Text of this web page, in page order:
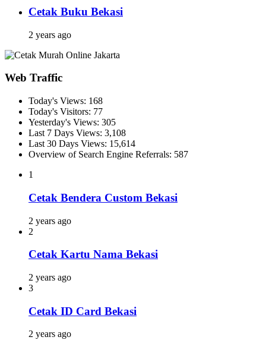
Cetak Buku Bekasi
2 years ago
Web Traffic
Today's Views: 168
Today's Visitors: 77
Yesterday's Views: 305
Last 7 Days Views: 3,108
Last 30 Days Views: 15,614
Overview of Search Engine Referrals: 587
1
Cetak Bendera Custom Bekasi
2 years ago
2
Cetak Kartu Nama Bekasi
2 years ago
3
Cetak ID Card Bekasi
2 years ago